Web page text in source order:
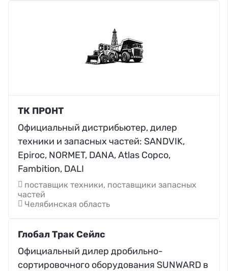
ТК ПРОНТ
Официальный дистрибьютер, дилер
техники и запасных частей: SANDVIK,
Epiroc, NORMET, DANA, Atlas Copco,
Fambition, DALI
поставщик техники, поставщики запасных
частей
Челябинская область
Глобал Трак Сейлс
Официальный дилер дробильно-
сортировочного оборудования SUNWARD в